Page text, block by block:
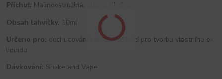
Příchuť: Malinoostružina, guava a kokos
Obsah lahvičky: 10ml
Určeno pro: dochucování základních bází pro tvorbu vlastního e-
liquidu
Dávkování: Shake and Vape